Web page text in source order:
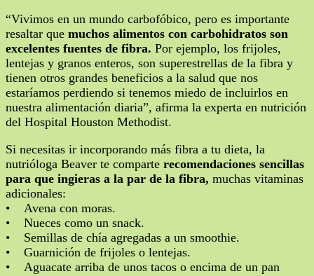
“Vivimos en un mundo carbofóbico, pero es importante
resaltar que muchos alimentos con carbohidratos son
excelentes fuentes de fibra. Por ejemplo, los frijoles,
lentejas y granos enteros, son superestrellas de la fibra y
tienen otros grandes beneficios a la salud que nos
estaríamos perdiendo si tenemos miedo de incluirlos en
nuestra alimentación diaria”, afirma la experta en nutrición
del Hospital Houston Methodist.
Si necesitas ir incorporando más fibra a tu dieta, la
nutrióloga Beaver te comparte recomendaciones sencillas
para que ingieras a la par de la fibra, muchas vitaminas
adicionales:
• Avena con moras.
• Nueces como un snack.
• Semillas de chía agregadas a un smoothie.
• Guarnición de frijoles o lentejas.
• Aguacate arriba de unos tacos o encima de un pan